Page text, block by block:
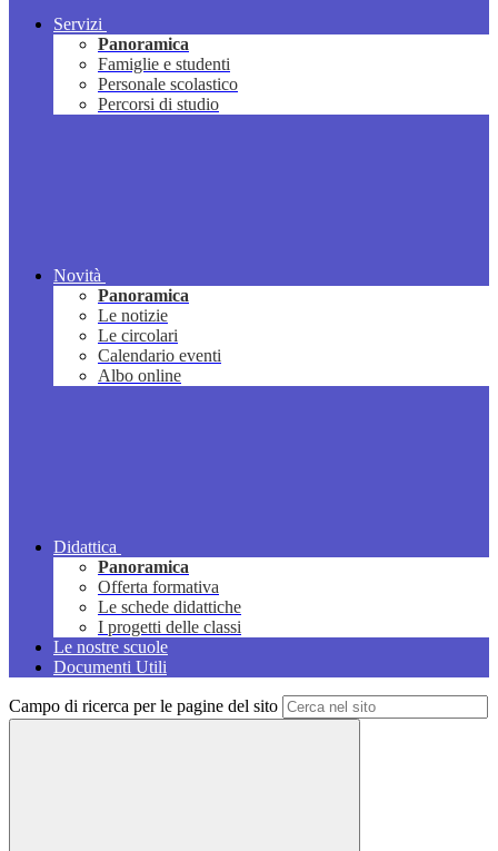
Servizi
Panoramica
Famiglie e studenti
Personale scolastico
Percorsi di studio
Novità
Panoramica
Le notizie
Le circolari
Calendario eventi
Albo online
Didattica
Panoramica
Offerta formativa
Le schede didattiche
I progetti delle classi
Le nostre scuole
Documenti Utili
Campo di ricerca per le pagine del sito